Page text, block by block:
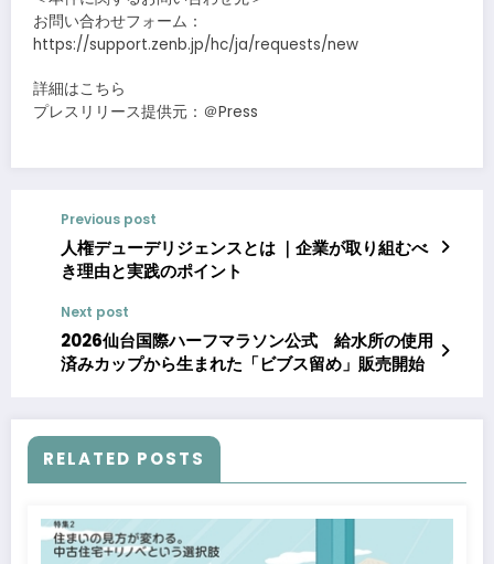
お問い合わせフォーム：
https://support.zenb.jp/hc/ja/requests/new
詳細はこちら
プレスリリース提供元：＠Press
Previous post
人権デューデリジェンスとは ｜企業が取り組むべ
き理由と実践のポイント
Next post
2026仙台国際ハーフマラソン公式 給水所の使用
済みカップから生まれた「ビブス留め」販売開始
RELATED POSTS